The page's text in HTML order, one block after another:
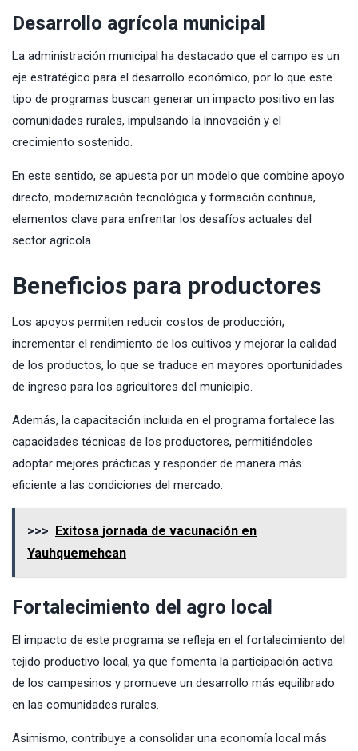
Desarrollo agrícola municipal
La administración municipal ha destacado que el campo es un
eje estratégico para el desarrollo económico, por lo que este
tipo de programas buscan generar un impacto positivo en las
comunidades rurales, impulsando la innovación y el
crecimiento sostenido.
En este sentido, se apuesta por un modelo que combine apoyo
directo, modernización tecnológica y formación continua,
elementos clave para enfrentar los desafíos actuales del
sector agrícola.
Beneficios para productores
Los apoyos permiten reducir costos de producción,
incrementar el rendimiento de los cultivos y mejorar la calidad
de los productos, lo que se traduce en mayores oportunidades
de ingreso para los agricultores del municipio.
Además, la capacitación incluida en el programa fortalece las
capacidades técnicas de los productores, permitiéndoles
adoptar mejores prácticas y responder de manera más
eficiente a las condiciones del mercado.
>>> Exitosa jornada de vacunación en
Yauhquemehcan
Fortalecimiento del agro local
El impacto de este programa se refleja en el fortalecimiento del
tejido productivo local, ya que fomenta la participación activa
de los campesinos y promueve un desarrollo más equilibrado
en las comunidades rurales.
Asimismo, contribuye a consolidar una economía local más